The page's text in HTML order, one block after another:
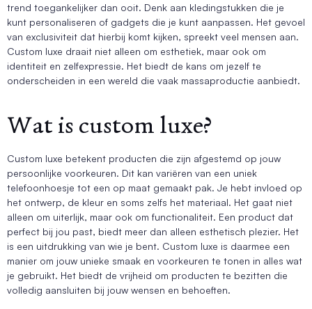
trend toegankelijker dan ooit. Denk aan kledingstukken die je
kunt personaliseren of gadgets die je kunt aanpassen. Het gevoel
van exclusiviteit dat hierbij komt kijken, spreekt veel mensen aan.
Custom luxe draait niet alleen om esthetiek, maar ook om
identiteit en zelfexpressie. Het biedt de kans om jezelf te
onderscheiden in een wereld die vaak massaproductie aanbiedt.
Wat is custom luxe?
Custom luxe betekent producten die zijn afgestemd op jouw
persoonlijke voorkeuren. Dit kan variëren van een uniek
telefoonhoesje tot een op maat gemaakt pak. Je hebt invloed op
het ontwerp, de kleur en soms zelfs het materiaal. Het gaat niet
alleen om uiterlijk, maar ook om functionaliteit. Een product dat
perfect bij jou past, biedt meer dan alleen esthetisch plezier. Het
is een uitdrukking van wie je bent. Custom luxe is daarmee een
manier om jouw unieke smaak en voorkeuren te tonen in alles wat
je gebruikt. Het biedt de vrijheid om producten te bezitten die
volledig aansluiten bij jouw wensen en behoeften.